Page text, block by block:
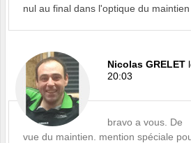
nul au final dans l'optique du maintien
Nicolas GRELET
20:03
bravo a vous. De
vue du maintien. mention spéciale